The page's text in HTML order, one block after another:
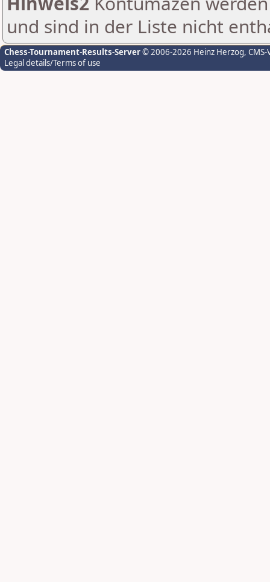
und sind in der Liste nicht
Chess-Tournament-Results-Server© 2006-2026 Heinz Herzog,
Legal details/Terms of use